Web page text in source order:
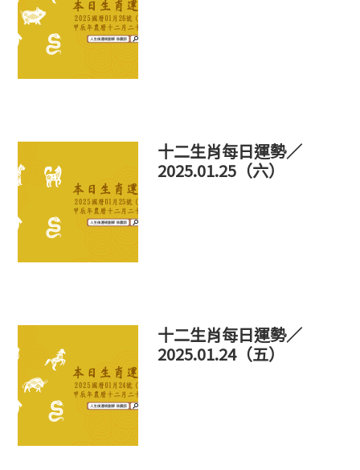
十二生肖每日運勢／
2025.01.25（六）
十二生肖每日運勢／
2025.01.24（五）